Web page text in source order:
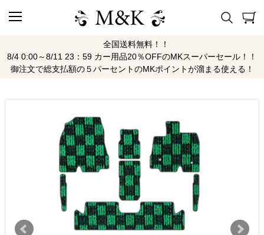
全国送料無料！！
8/4 0:00～8/11 23：59 カー用品20％OFFのMKスーパーセール！！
御注文で総支払額の５パーセントのMKポイントが溜まる使える！